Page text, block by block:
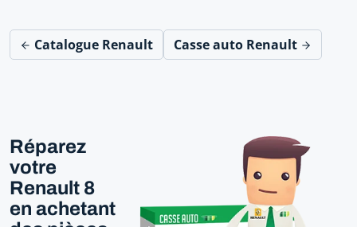
Catalogue Renault Casse auto Renault
Réparez
votre
Renault 8
en achetant